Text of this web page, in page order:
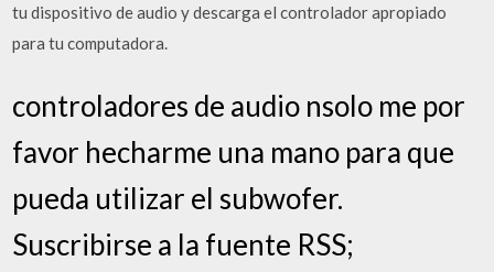
tu dispositivo de audio y descarga el controlador apropiado
para tu computadora.
controladores de audio nsolo me por
favor hecharme una mano para que
pueda utilizar el subwofer.
Suscribirse a la fuente RSS;